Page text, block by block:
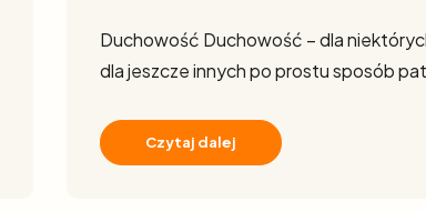
Duchowość Duchowość – dla
dla jeszcze innych po prostu sposób
Czytaj dalej